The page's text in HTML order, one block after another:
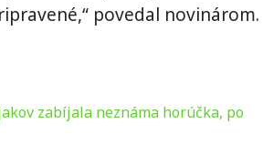
povedal novinárom.
zabíjala neznáma horúčka, po